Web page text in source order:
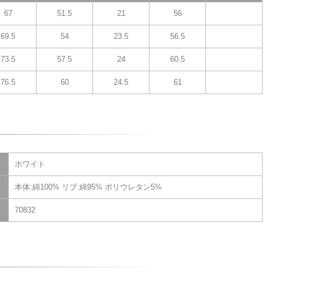
67 51.5 21 56
69.5 54 23.5 56.5
73.5 57.5 24 60.5
76.5 60 24.5 61
ホワイト
本体:綿100% リブ:綿95% ポリウレタン5%
70832